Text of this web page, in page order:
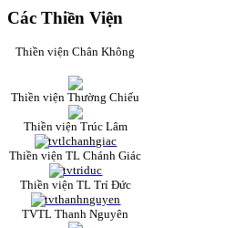
Các Thiền Viện
Thiền viện Chân Không
Thiền viện Thường Chiếu
Thiền viện Trúc Lâm
Thiền viện TL Chánh Giác
Thiền viện TL Trí Đức
TVTL Thanh Nguyên